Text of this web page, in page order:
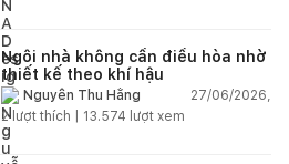
Ngôi nhà không cần điều hòa nhờ
thiết kế theo khí hậu
Nguyễn Thu Hằng
27/06/2026,
2lượt thích | 13.574 lượt xem